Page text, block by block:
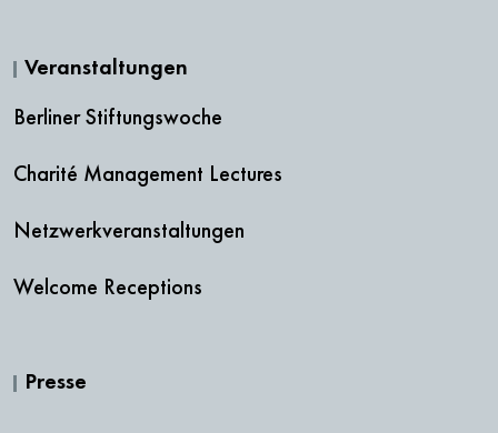
Veranstaltungen
Berliner Stiftungswoche
Charité Management Lectures
Netzwerkveranstaltungen
Welcome Receptions
Presse